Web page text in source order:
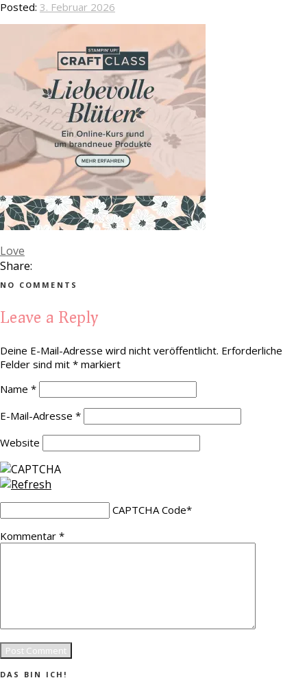
Posted: 3. Februar 2026
Love
Share:
NO COMMENTS
Leave a Reply
Deine E-Mail-Adresse wird nicht veröffentlicht. Erforderliche
Felder sind mit * markiert
Name *
E-Mail-Adresse *
Website
CAPTCHA Code*
Kommentar *
DAS BIN ICH!